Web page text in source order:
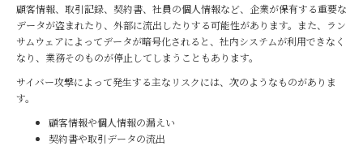
顧客情報、取引記録、契約書、社員の個人情報など、企業が保有する重要な
データが盗まれたり、外部に流出したりする可能性があります。また、ラン
サムウェアによってデータが暗号化されると、社内システムが利用できなく
なり、業務そのものが停止してしまうこともあります。
サイバー攻撃によって発生する主なリスクには、次のようなものがありま
す。
顧客情報や個人情報の漏えい
契約書や取引データの流出